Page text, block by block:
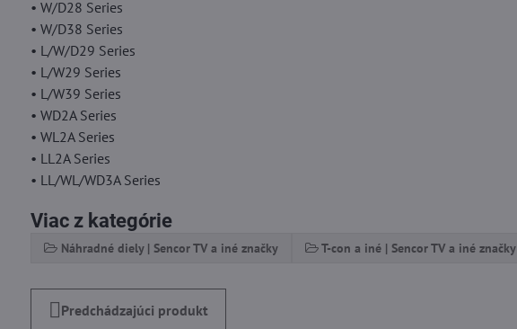
• W/D28 Series
• W/D38 Series
• L/W/D29 Series
• L/W29 Series
• L/W39 Series
• WD2A Series
• WL2A Series
• LL2A Series
• LL/WL/WD3A Series
Viac z kategórie
Náhradné diely | Sencor TV a iné značky T-con a iné | Sencor TV a iné značky
Predchádzajúci produkt